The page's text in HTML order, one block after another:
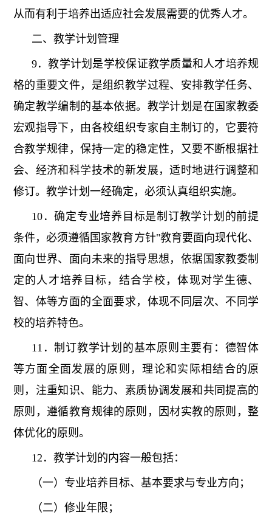
从而有利于培养出适应社会发展需要的优秀人才。
二、教学计划管理
9．教学计划是学校保证教学质量和人才培养规
格的重要文件，是组织教学过程、安排教学任务、
确定教学编制的基本依据。教学计划是在国家教委
宏观指导下，由各校组织专家自主制订的，它要符
合教学规律，保持一定的稳定性，又要不断根据社
会、经济和科学技术的新发展，适时地进行调整和
修订。教学计划一经确定，必须认真组织实施。
10．确定专业培养目标是制订教学计划的前提
条件，必须遵循国家教育方针"教育要面向现代化、
面向世界、面向未来的指导思想，依据国家教委制
定的人才培养目标，结合学校，体现对学生德、
智、体等方面的全面要求，体现不同层次、不同学
校的培养特色。
11．制订教学计划的基本原则主要有：德智体
等方面全面发展的原则，理论和实际相结合的原
则，注重知识、能力、素质协调发展和共同提高的
原则，遵循教育规律的原则，因材实教的原则，整
体优化的原则。
12．教学计划的内容一般包括：
（一）专业培养目标、基本要求与专业方向；
（二）修业年限；